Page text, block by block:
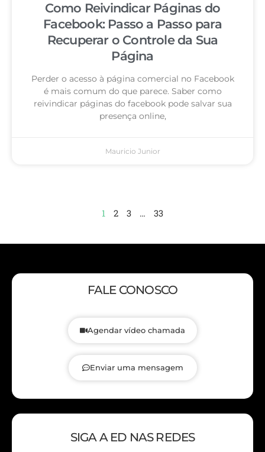
Como Reivindicar Páginas do
Facebook: Passo a Passo para
Recuperar o Controle da Sua
Página
Perder o acesso à página comercial no Facebook
é mais comum do que parece. Saber como
reivindicar páginas do facebook pode salvar sua
presença online,
Mauricio Junior
1 2 3 … 33
FALE CONOSCO
Agendar vídeo chamada
Enviar uma mensagem
SIGA A ED NAS REDES